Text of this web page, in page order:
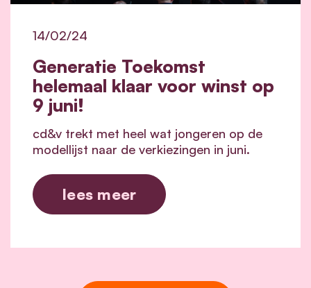
Generatie Toekomst
helemaal klaar voor winst op
9 juni!
14/02/24
cd&v trekt met heel wat jongeren op de
modellijst naar de verkiezingen in juni.
lees meer